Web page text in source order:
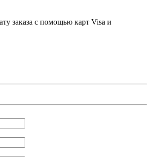
заказа с помощью карт Visa и